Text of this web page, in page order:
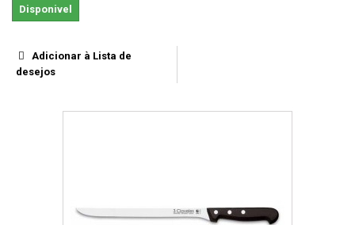
Disponivel
Adicionar à Lista de
desejos